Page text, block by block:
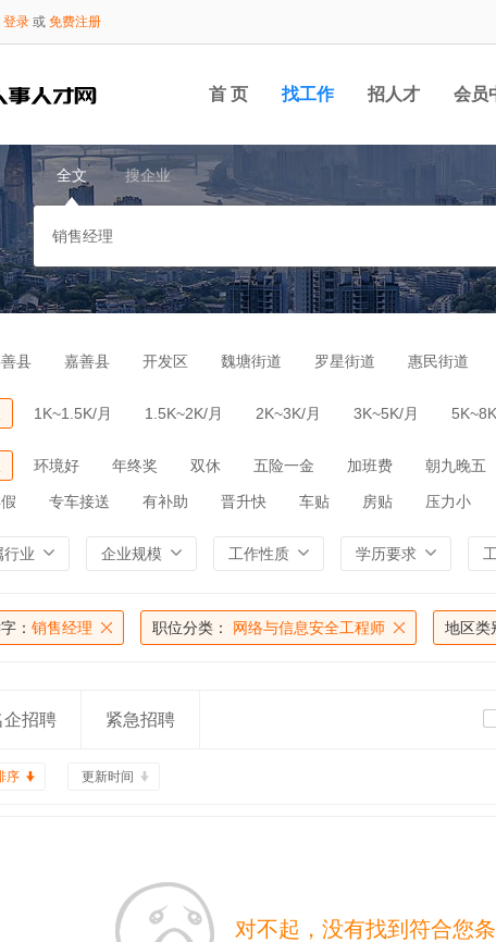
登录 或 免费注册
首 页 找工作 招人才 会员
全文 搜企业
县 嘉善县 开发区 魏塘街道 罗星街道 惠民街道
1K~1.5K/月 1.5K~2K/月 2K~3K/月 3K~5K/月
环境好 年终奖 双休 五险一金 加班费 朝九晚五
专车接送 有补助 晋升快 车贴 房贴 压力小
行业 企业规模 工作性质 学历要求
： 销售经理 职位分类： 网络与信息安全工程师 地区类
企招聘 紧急招聘
序 更新时间
对不起，没有找到符合您条